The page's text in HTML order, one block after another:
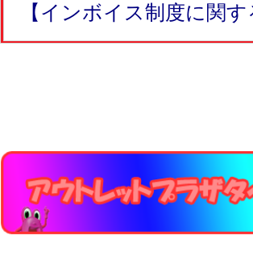
【インボイス制度に関